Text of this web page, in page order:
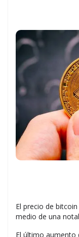
El precio de
medio de una
El último aumento